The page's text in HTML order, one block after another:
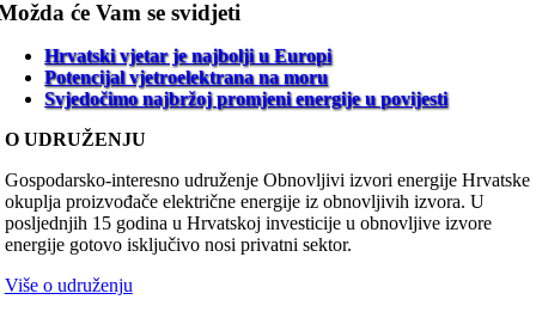
će Vam se svidjeti
Hrvatski vjetar je najbolji u Europi
Potencijal vjetroelektrana na moru
Svjedočimo najbržoj promjeni energije u povijesti
O UDRUŽENJU
Gospodarsko-interesno udruženje Obnovljivi izvori energije Hrvatske
okuplja proizvođače električne energije iz obnovljivih izvora. U
posljednjih 15 godina u Hrvatskoj investicije u obnovljive izvore
energije gotovo isključivo nosi privatni sektor.
Više o udruženju